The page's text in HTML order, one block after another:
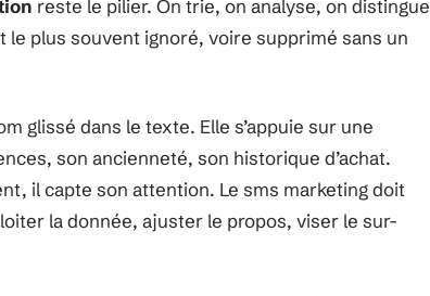
reste le pilier. On trie, on analyse, on distingue
plus souvent ignoré, voire supprimé sans un
glissé dans le texte. Elle s’appuie sur une
son ancienneté, son historique d’achat.
il capte son attention. Le sms marketing doit
la donnée, ajuster le propos, viser le sur-